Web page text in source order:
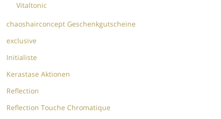
Vitaltonic
chaoshairconcept Geschenkgutscheine
exclusive
Initialiste
Kerastase Aktionen
Reflection
Reflection Touche Chromatique